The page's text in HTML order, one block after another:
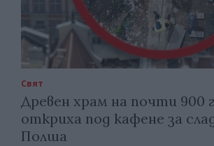
Свят
Древен храм на почти 900
откриха под кафене за
Полша